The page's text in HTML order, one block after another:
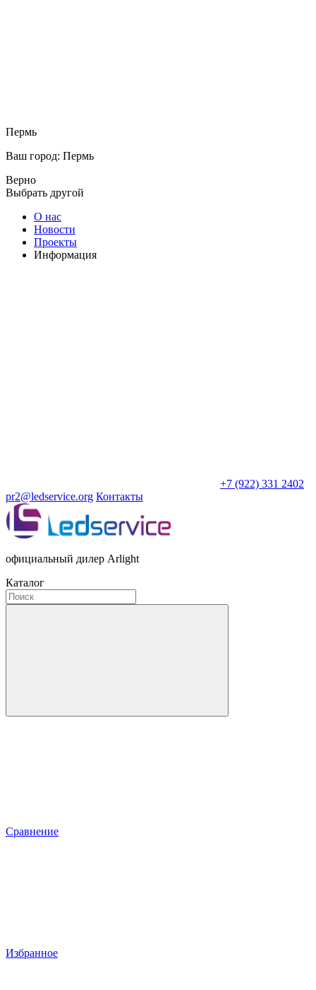
Пермь
Ваш город: Пермь
Верно
Выбрать другой
О нас
Новости
Проекты
Информация
+7 (922) 331 2402
pr2@ledservice.org Контакты
официальный дилер Arlight
Каталог
Сравнение
Избранное